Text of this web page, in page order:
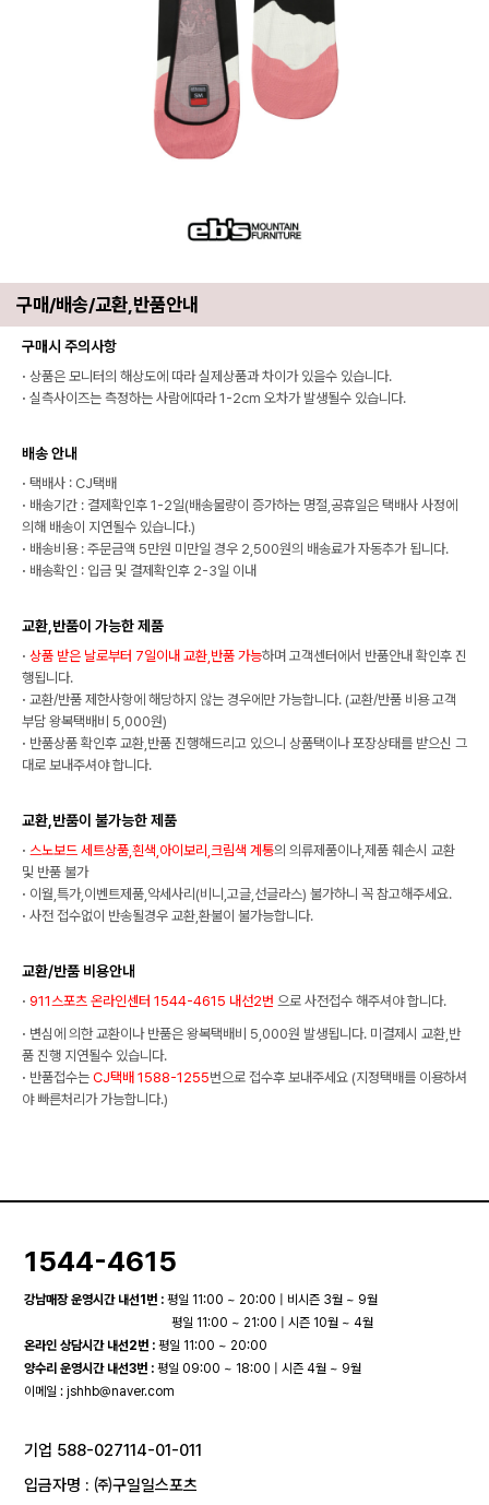
구매/배송/교환,반품안내
구매시 주의사항
· 상품은 모니터의 해상도에 따라 실제상품과 차이가 있을수 있습니다.
· 실측사이즈는 측정하는 사람에따라 1-2cm 오차가 발생될수 있습니다.
배송 안내
· 택배사 : CJ택배
· 배송기간 : 결제확인후 1-2일(배송물량이 증가하는 명절,공휴일은 택배사 사정에
의해 배송이 지연될수 있습니다.)
· 배송비용 : 주문금액 5만원 미만일 경우 2,500원의 배송료가 자동추가 됩니다.
· 배송확인 : 입금 및 결제확인후 2-3일 이내
교환,반품이 가능한 제품
· 상품 받은 날로부터 7일이내 교환,반품 가능하며 고객센터에서 반품안내 확인후 진
행됩니다.
· 교환/반품 제한사항에 해당하지 않는 경우에만 가능합니다. (교환/반품 비용 고객
부담 왕복택배비 5,000원)
· 반품상품 확인후 교환,반품 진행해드리고 있으니 상품택이나 포장상태를 받으신 그
대로 보내주셔야 합니다.
교환,반품이 불가능한 제품
· 스노보드 세트상품,흰색,아이보리,크림색 계통의 의류제품이나,제품 훼손시 교환
및 반품 불가
· 이월,특가,이벤트제품,악세사리(비니,고글,선글라스) 불가하니 꼭 참고해주세요.
· 사전 접수없이 반송될경우 교환,환불이 불가능합니다.
교환/반품 비용안내
· 911스포츠 온라인센터 1544-4615 내선2번 으로 사전접수 해주셔야 합니다.
· 변심에 의한 교환이나 반품은 왕복택배비 5,000원 발생됩니다. 미결제시 교환,반
품 진행 지연될수 있습니다.
· 반품접수는 CJ택배 1588-1255번으로 접수후 보내주세요 (지정택배를 이용하셔
야 빠른처리가 가능합니다.)
1544-4615
강남매장 운영시간 내선1번 : 평일 11:00 ~ 20:00 | 비시즌 3월 ~ 9월
평일 11:00 ~ 21:00 | 시즌 10월 ~ 4월
온라인 상담시간 내선2번 : 평일 11:00 ~ 20:00
양수리 운영시간 내선3번 : 평일 09:00 ~ 18:00 | 시즌 4월 ~ 9월
이메일 :jshhb@naver.com
기업 588-027114-01-011
입금자명 : ㈜구일일스포츠